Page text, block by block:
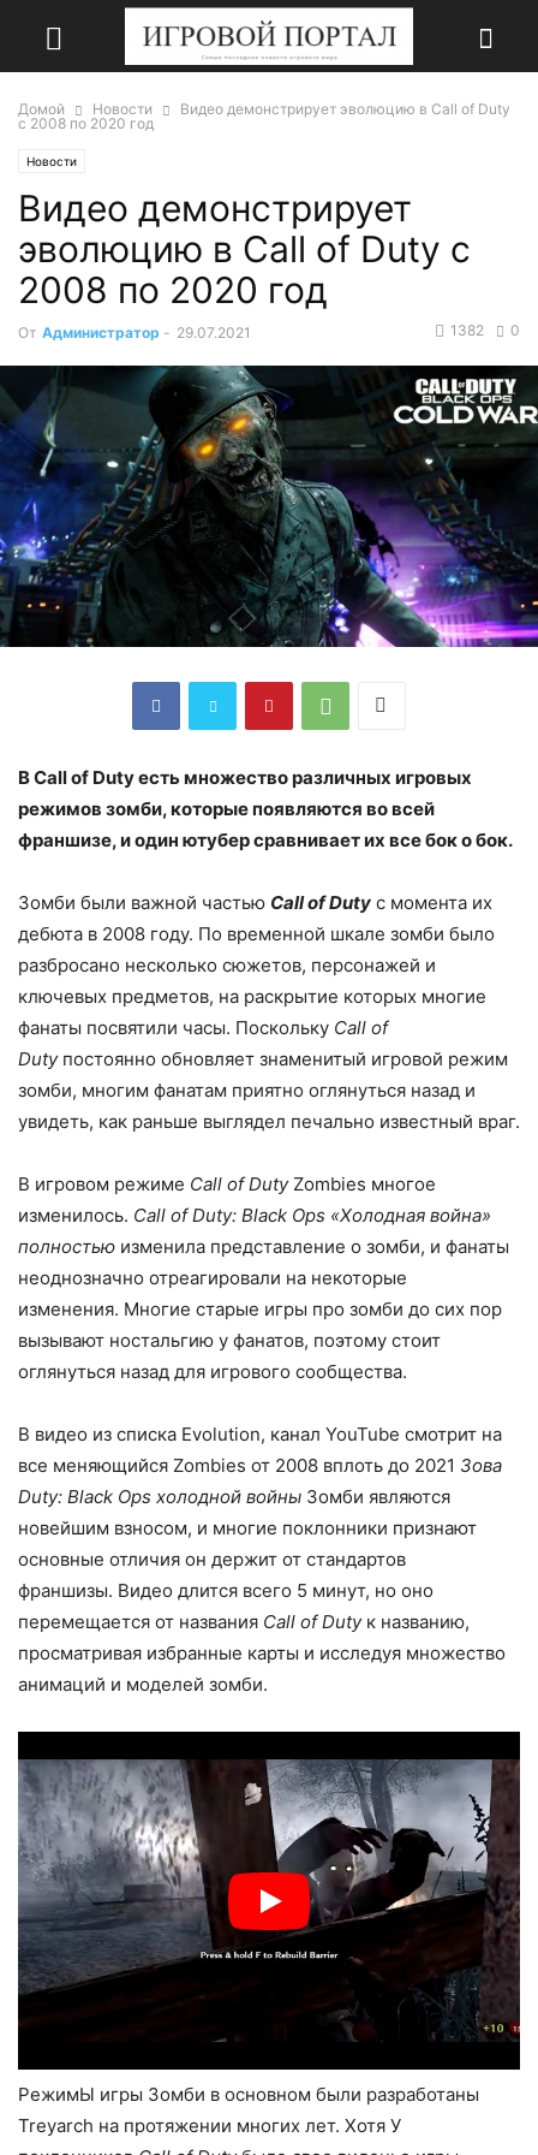
Домой Новости
Видео демонстрирует эволюцию в Call of Duty
с 2008 по 2020 год
Новости
Видео демонстрирует
эволюцию в Call of Duty с
2008 по 2020 год
От Администратор - 29.07.2021 0
1382
В Call of Duty есть множество различных игровых
режимов зомби, которые появляются во всей
франшизе, и один ютубер сравнивает их все бок о бок.
Зомби были важной частью Call of Duty с момента их
дебюта в 2008 году. По временной шкале зомби было
разбросано несколько сюжетов, персонажей и
ключевых предметов, на раскрытие которых многие
фанаты посвятили часы. Поскольку Call of
Dutyпостоянно обновляет знаменитый игровой режим
зомби, многим фанатам приятно оглянуться назад и
увидеть, как раньше выглядел печально известный враг.
В игровом режиме Call of DutyZombies многое
изменилось. Call of Duty: Black Ops «Холодная война»
полностью изменила представление о зомби, и фанаты
неоднозначно отреагировали на некоторые
изменения. Многие старые игры про зомби до сих пор
вызывают ностальгию у фанатов, поэтому стоит
оглянуться назад для игрового сообщества.
В видео из списка Evolution, канал YouTube смотрит на
все меняющийся Zombies от 2008 вплоть до 2021 Зова
Duty: Black Ops холодной войны Зомби являются
новейшим взносом, и многие поклонники признают
основные отличия он держит от стандартов
франшизы. Видео длится всего 5 минут, но оно
перемещается от названия Call of Dutyк названию,
просматривая избранные карты и исследуя множество
анимаций и моделей зомби.
РежимЫ игры Зомби в основном были разработаны
Treyarch на протяжении многих лет. Хотя У